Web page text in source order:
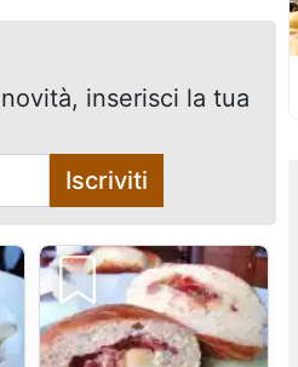
inserisci la tua
Iscriviti